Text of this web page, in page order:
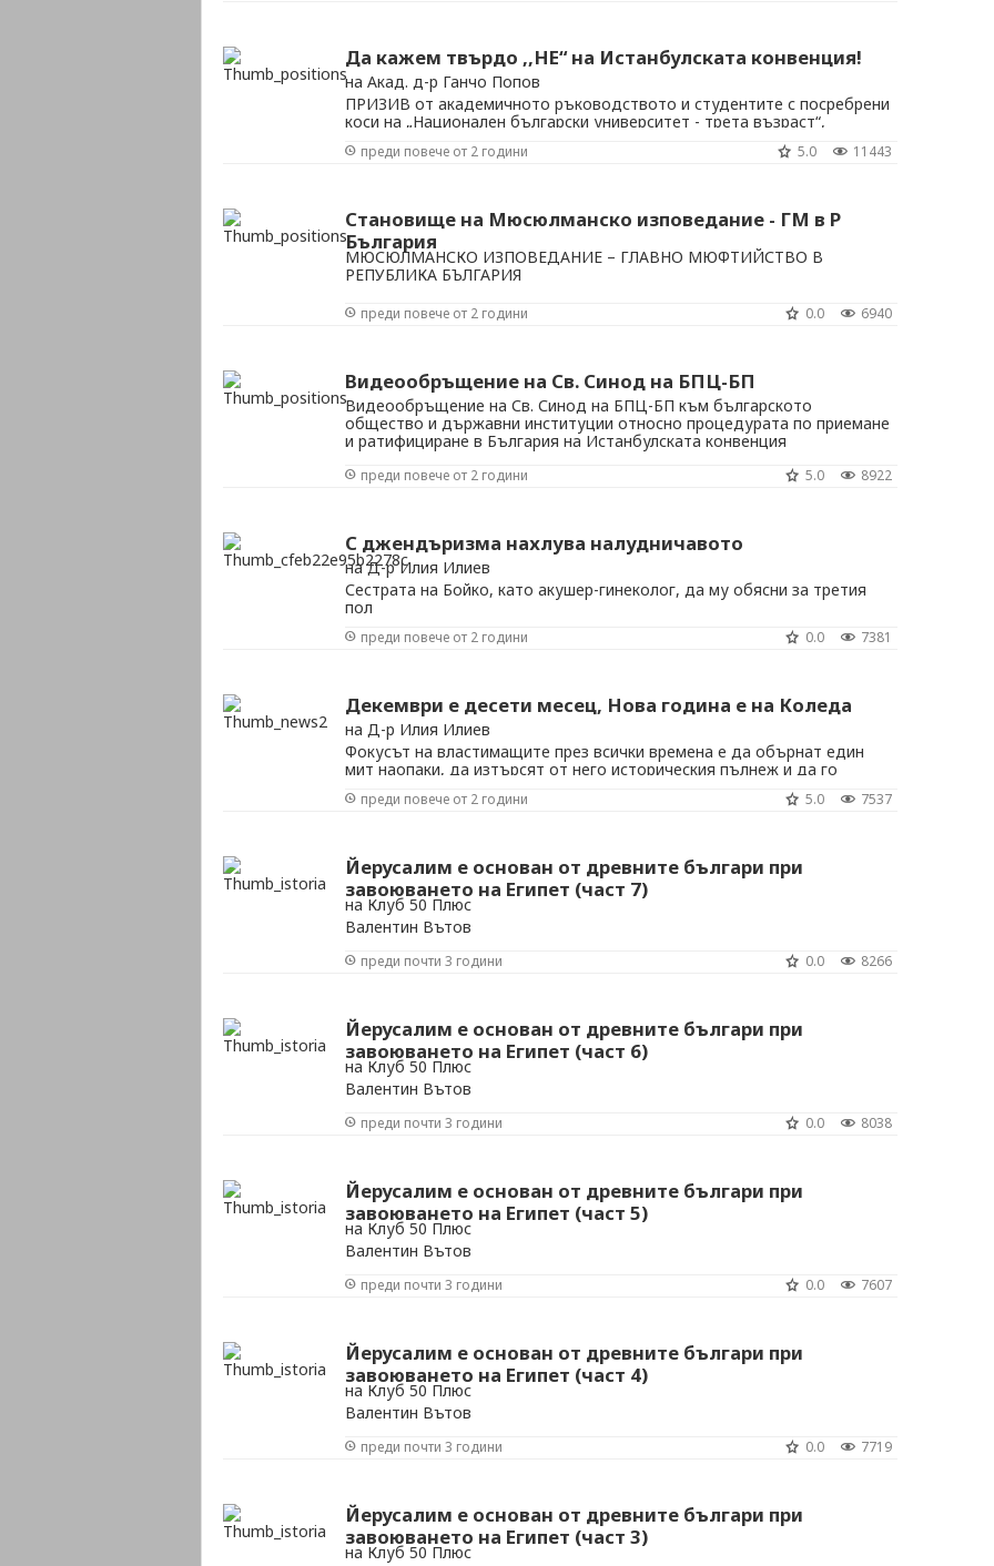
Да кажем твърдо ,,НЕ“ на Истанбулската конвенция!
на Акад. д-р Ганчо Попов
ПРИЗИВ от академичното ръководството и студентите с посребрени
коси на „Национален български университет - трета възраст“,
преди повече от 2 години 11443
5.0
Становище на Мюсюлманско изповедание - ГМ в Р
България
МЮСЮЛМАНСКО ИЗПОВЕДАНИЕ – ГЛАВНО МЮФТИЙСТВО В
РЕПУБЛИКА БЪЛГАРИЯ
преди повече от 2 години 6940
0.0
Видеообръщение на Св. Синод на БПЦ-БП
Видеообръщение на Св. Синод на БПЦ-БП към българското
общество и държавни институции относно процедурата по приемане
и ратифициране в България на Истанбулската конвенция
преди повече от 2 години 8922
5.0
С джендъризма нахлува налудничавото
на Д-р Илия Илиев
Сестрата на Бойко, като акушер-гинеколог, да му обясни за третия
пол
преди повече от 2 години 7381
0.0
Декември е десети месец, Нова година е на Коледа
на Д-р Илия Илиев
Фокусът на властимащите през всички времена е да обърнат един
мит наопаки, да изтърсят от него историческия пълнеж и да го
преди повече от 2 години 7537
5.0
Йерусалим е основан от древните българи при
завоюването на Египет (част 7)
на Клуб 50 Плюс
Валентин Вътов
преди почти 3 години 8266
0.0
Йерусалим е основан от древните българи при
завоюването на Египет (част 6)
на Клуб 50 Плюс
Валентин Вътов
преди почти 3 години 8038
0.0
Йерусалим е основан от древните българи при
завоюването на Египет (част 5)
на Клуб 50 Плюс
Валентин Вътов
преди почти 3 години 7607
0.0
Йерусалим е основан от древните българи при
завоюването на Египет (част 4)
на Клуб 50 Плюс
Валентин Вътов
преди почти 3 години 7719
0.0
Йерусалим е основан от древните българи при
завоюването на Египет (част 3)
на Клуб 50 Плюс